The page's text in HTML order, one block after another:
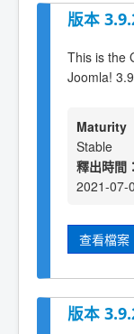
版本
This is the
Joomla!
Maturity
Stable
釋出時間：
2021-07-
查看檔案
版本